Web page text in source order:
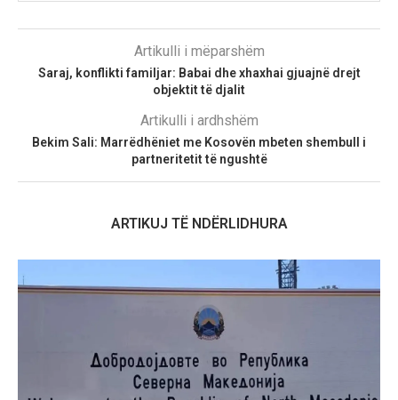
Artikulli i mëparshëm
Saraj, konflikti familjar: Babai dhe xhaxhai gjuajnë drejt
objektit të djalit
Artikulli i ardhshëm
Bekim Sali: Marrëdhëniet me Kosovën mbeten shembull i
partneritetit të ngushtë
ARTIKUJ TË NDËRLIDHURA